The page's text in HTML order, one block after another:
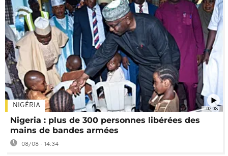
02:08
NIGÉRIA
Nigeria : plus de 300 personnes libérées des
mains de bandes armées
08/08 - 14:34